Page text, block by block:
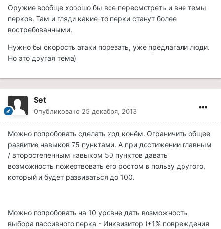
Оружие вообще хорошо бы все пересмотреть и вне темы
перков. Там и гляди какие-то перки станут более
востребованными.
Нужно бы скорость атаки порезать, уже предлагали люди.
Но это другая тема)
Set
Опубликовано 25 декабря, 2013
Можно попробовать сделать ход конём. Ограничить общее
развитие навыков 75 пунктами. А при достижении главным
/ второстепенным навыком 50 пунктов давать
возможность пожертвовать его ростом в пользу другого,
который и будет развиваться до 100.
Можно попробовать на 10 уровне дать возможность
выбора пассивного перка - Инквизитор (+1% повреждения